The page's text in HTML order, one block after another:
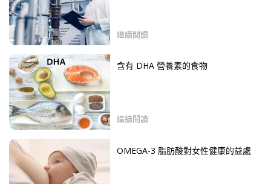
繼續閱讀
含有 DHA 營養素的食物
繼續閱讀
OMEGA-3 脂肪酸對女性健康的益處